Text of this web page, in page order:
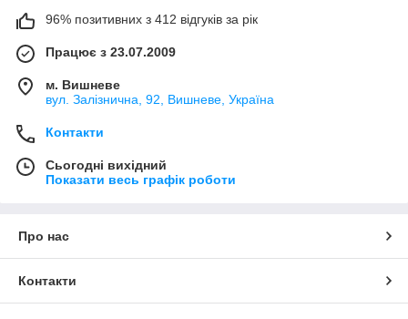
96% позитивних з 412 відгуків за рік
Працює з 23.07.2009
м. Вишневе
вул. Залізнична, 92, Вишневе, Україна
Контакти
Сьогодні вихідний
Показати весь графік роботи
Про нас
Контакти